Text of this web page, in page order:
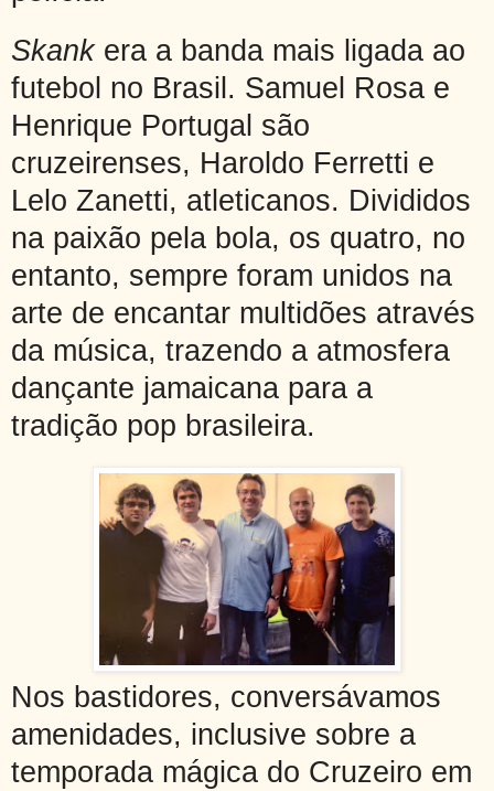
Skankera a banda mais ligada ao
futebol no Brasil. Samuel Rosa e
Henrique Portugal são
cruzeirenses, Haroldo Ferretti e
Lelo Zanetti, atleticanos. Divididos
na paixão pela bola, os quatro, no
entanto, sempre foram unidos na
arte de encantar multidões através
da música, trazendo a atmosfera
dançante jamaicana para a
tradição pop brasileira.
Nos bastidores, conversávamos
amenidades, inclusive sobre a
temporada mágica do Cruzeiro em